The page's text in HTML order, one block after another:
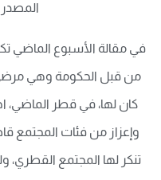
المصدر
في مقالة الأسبوع الماضي
من قبل الحكومة وهي مرضى
كان لها، في قطر الماضي،
وإعزاز من فئات المجتمع
تنكر لها المجتمع القطري،